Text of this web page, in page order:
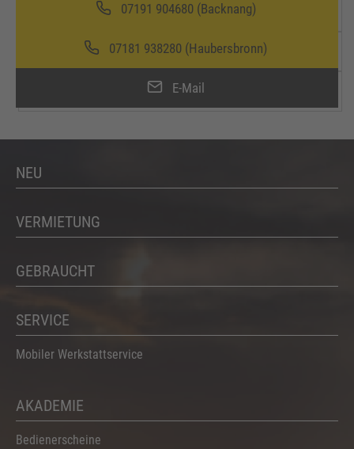
07191 904680 (Backnang)
07181 938280 (Haubersbronn)
E-Mail
NEU
VERMIETUNG
GEBRAUCHT
SERVICE
Mobiler Werkstattservice
AKADEMIE
Bedienerscheine